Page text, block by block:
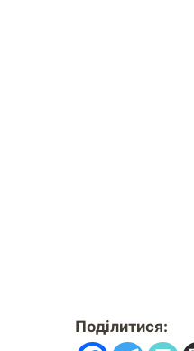
Поділитися: